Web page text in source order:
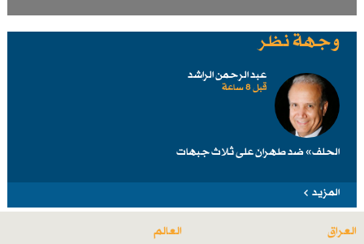
وجهة نظر
عبد الرحمن الراشد
قبل 8 ساعة
الحلف» ضد طهرانَ على ثلاث جبهات
المزيد
العراق العالم